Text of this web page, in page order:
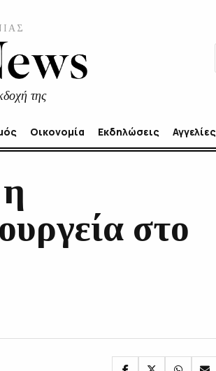
της
Οικονομία Εκδηλώσεις Αγγελίες
στο